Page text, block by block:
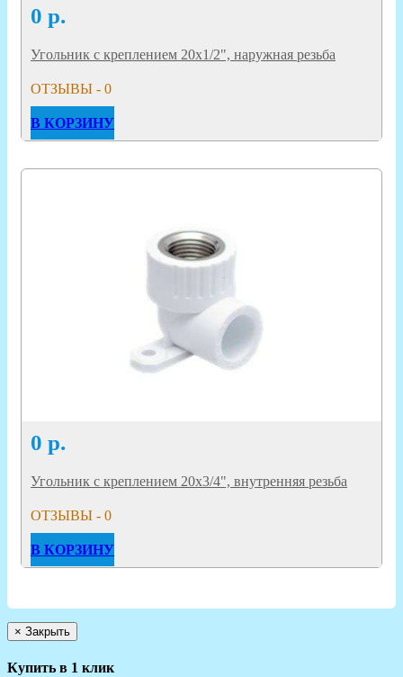
0 р.
Угольник с креплением 20х1/2", наружная резьба
ОТЗЫВЫ - 0
В КОРЗИНУ
0 р.
Угольник с креплением 20х3/4", внутренняя резьба
ОТЗЫВЫ - 0
В КОРЗИНУ
× Закрыть
Купить в 1 клик